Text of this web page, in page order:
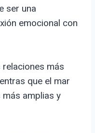
ser una
emocional con
más
que el mar
amplias y